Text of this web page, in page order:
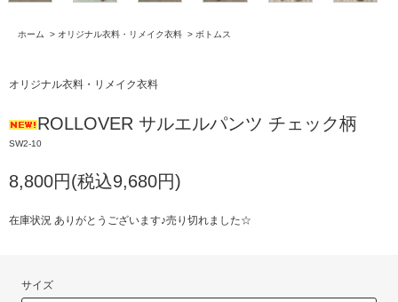
ホーム > オリジナル衣料・リメイク衣料 > ボトムス
オリジナル衣料・リメイク衣料
ROLLOVER サルエルパンツ チェック柄
SW2-10
8,800円(税込9,680円)
在庫状況 ありがとうございます♪売り切れました☆
サイズ